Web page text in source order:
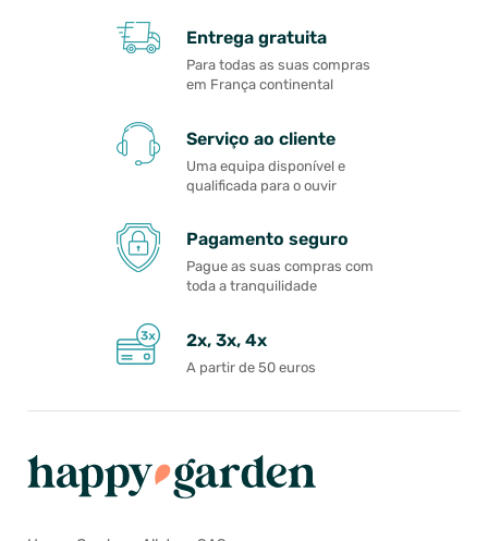
Entrega gratuita
Para todas as suas compras
em França continental
Serviço ao cliente
Uma equipa disponível e
qualificada para o ouvir
Pagamento seguro
Pague as suas compras com
toda a tranquilidade
2x, 3x, 4x
A partir de 50 euros